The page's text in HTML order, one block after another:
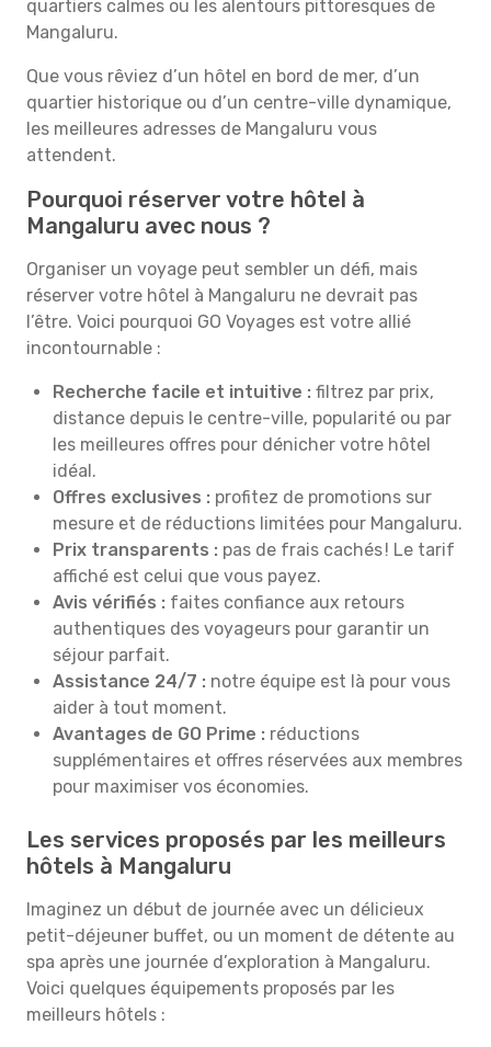
quartiers calmes ou les alentours pittoresques de
Mangaluru.
Que vous rêviez d’un hôtel en bord de mer, d’un
quartier historique ou d’un centre-ville dynamique,
les meilleures adresses de Mangaluru vous
attendent.
Pourquoi réserver votre hôtel à
Mangaluru avec nous ?
Organiser un voyage peut sembler un défi, mais
réserver votre hôtel à Mangaluru ne devrait pas
l’être. Voici pourquoi GO Voyages est votre allié
incontournable :
Recherche facile et intuitive : filtrez par prix,
distance depuis le centre-ville, popularité ou par
les meilleures offres pour dénicher votre hôtel
idéal.
Offres exclusives : profitez de promotions sur
mesure et de réductions limitées pour Mangaluru.
Prix transparents : pas de frais cachés ! Le tarif
affiché est celui que vous payez.
Avis vérifiés : faites confiance aux retours
authentiques des voyageurs pour garantir un
séjour parfait.
Assistance 24/7 : notre équipe est là pour vous
aider à tout moment.
Avantages de GO Prime : réductions
supplémentaires et offres réservées aux membres
pour maximiser vos économies.
Les services proposés par les meilleurs
hôtels à Mangaluru
Imaginez un début de journée avec un délicieux
petit-déjeuner buffet, ou un moment de détente au
spa après une journée d’exploration à Mangaluru.
Voici quelques équipements proposés par les
meilleurs hôtels :